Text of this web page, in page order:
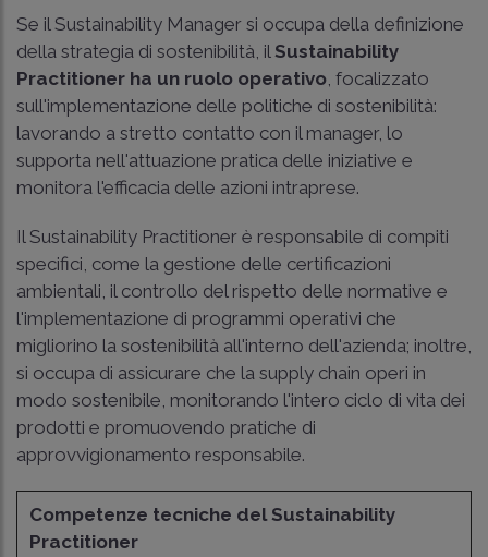
Se il Sustainability Manager si occupa della definizione
della strategia di sostenibilità, ilSustainability
Practitioner ha un ruolo operativo, focalizzato
sull'implementazione delle politiche di sostenibilità:
lavorando a stretto contatto con il manager, lo
supporta nell'attuazione pratica delle iniziative e
monitora l'efficacia delle azioni intraprese.
Il Sustainability Practitioner è responsabile di compiti
specifici, come la gestione delle certificazioni
ambientali, il controllo del rispetto delle normative e
l'implementazione di programmi operativi che
migliorino la sostenibilità all'interno dell'azienda; inoltre,
si occupa di assicurare che la supply chain operi in
modo sostenibile, monitorando l'intero ciclo di vita dei
prodotti e promuovendo pratiche di
approvvigionamento responsabile.
Competenze tecniche del Sustainability
Practitioner